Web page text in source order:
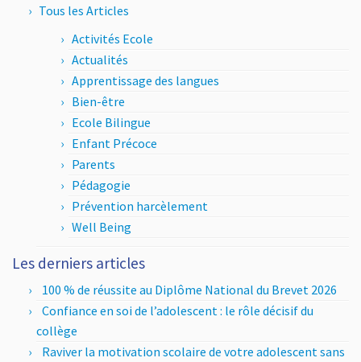
Tous les Articles
Activités Ecole
Actualités
Apprentissage des langues
Bien-être
Ecole Bilingue
Enfant Précoce
Parents
Pédagogie
Prévention harcèlement
Well Being
Les derniers articles
100 % de réussite au Diplôme National du Brevet 2026
Confiance en soi de l’adolescent : le rôle décisif du
collège
Raviver la motivation scolaire de votre adolescent sans